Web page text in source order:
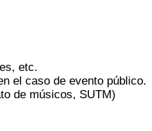
etc.
el caso de evento público.
de músicos, SUTM)